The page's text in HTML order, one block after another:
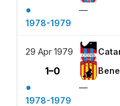
●
—
1978-1979
29 Apr 1979
1–0
●
—
1978-1979